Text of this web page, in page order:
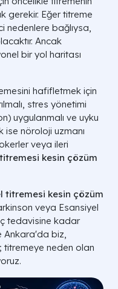
gerekir. Eğer titreme
nedenlere bağlıysa,
Ancak
bir yol haritası
hafifletmek için
stres yönetimi
uygulanmalı ve uyku
ise nöroloji uzmanı
veya ileri
kesin çözüm
titremesi kesin çözüm
veya Esansiyel
tedavisine kadar
Ankara'da biz,
titremeye neden olan